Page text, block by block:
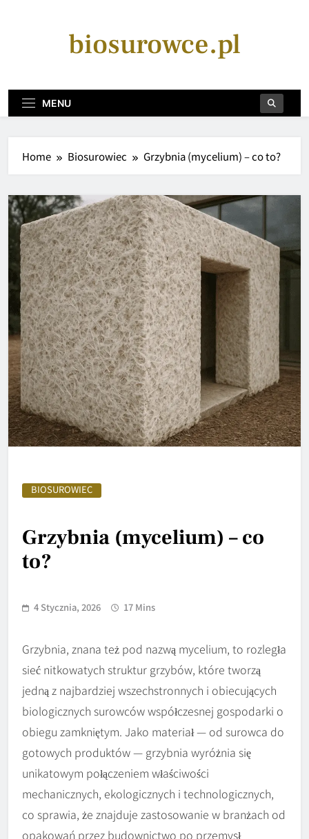
biosurowce.pl
MENU
Home Biosurowiec Grzybnia (mycelium) – co to?
BIOSUROWIEC
Grzybnia (mycelium) – co
to?
4 Stycznia, 2026 17 Mins
Grzybnia, znana też pod nazwą mycelium, to rozległa
sieć nitkowatych struktur grzybów, które tworzą
jedną z najbardziej wszechstronnych i obiecujących
biologicznych surowców współczesnej gospodarki o
obiegu zamkniętym. Jako materiał — od surowca do
gotowych produktów — grzybnia wyróżnia się
unikatowym połączeniem właściwości
mechanicznych, ekologicznych i technologicznych,
co sprawia, że znajduje zastosowanie w branżach od
opakowań przez budownictwo po przemysł